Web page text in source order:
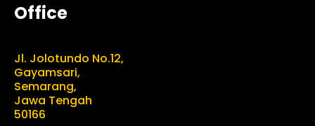
Office
Jl. Jolotundo No.12,
Gayamsari,
Semarang,
Jawa Tengah
50166